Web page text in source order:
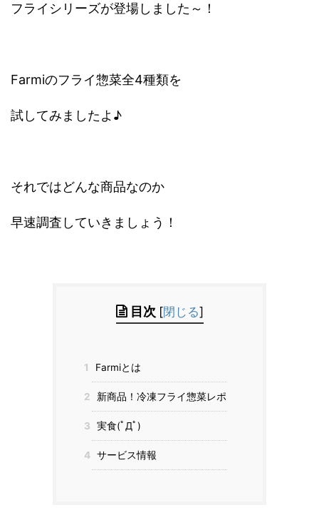
フライシリーズが登場しました～！
Farmiのフライ惣菜全4種類を
試してみましたよ♪
それではどんな商品なのか
早速調査していきましょう！
目次 [閉じる]
1 Farmiとは
2 新商品！冷凍フライ惣菜レポ
3 実食(ﾟДﾟ)
4 サービス情報